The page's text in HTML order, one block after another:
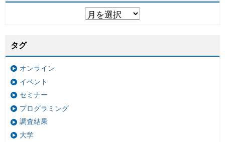
タグ
オンライン
イベント
セミナー
プログラミング
調査結果
大学